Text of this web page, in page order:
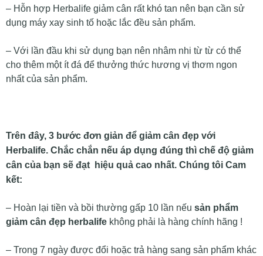
– Hỗn hợp Herbalife giảm cân rất khó tan nên bạn cần sử
dụng máy xay sinh tố hoặc lắc đều sản phẩm.
– Với lần đầu khi sử dụng bạn nên nhâm nhi từ từ có thể
cho thêm một ít đá để thưởng thức hương vị thơm ngon
nhất của sản phẩm.
Trên đây, 3 bước đơn giản để giảm cân đẹp với
Herbalife. Chắc chắn nếu áp dụng đúng thì chế độ giảm
cân của bạn sẽ đạt hiệu quả cao nhất. Chúng tôi Cam
kết:
– Hoàn lại tiền và bồi thường gấp 10 lần nếu sản phẩm
giảm cân đẹp herbalife không phải là hàng chính hãng !
– Trong 7 ngày được đổi hoặc trả hàng sang sản phẩm khác